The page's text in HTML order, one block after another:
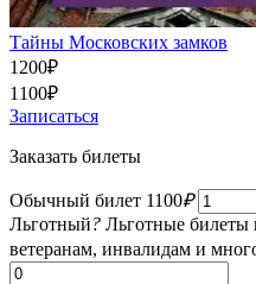
Тайны Московских замков
1200₽
1100₽
Записаться
Заказать билеты
Обычный билет 1100₽
Льготный? Льготные билеты
ветеранам, инвалидам и